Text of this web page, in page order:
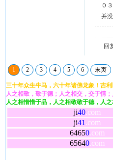
天天
０
整正
并
回复
回
1 2 3 4 5 6 末页
三十年众生牛马，六十年诸佛龙象！吉
人之相敬，敬于德；人之相交，交于情
人之相惜惜于品，人之相敬敬于德，人
ji40.com
ji41 .com
64650.com
65640.com